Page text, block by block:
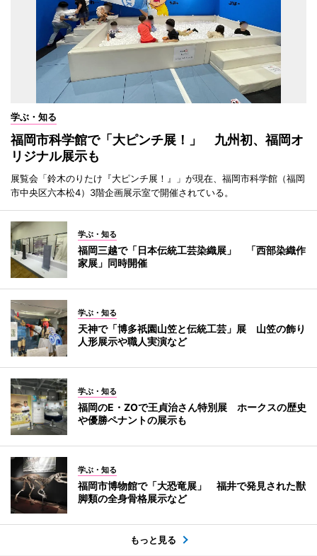
学ぶ・知る
福岡市科学館で「大ピンチ展！」 九州初、福岡オ
リジナル展示も
展覧会「鈴木のりたけ『大ピンチ展！』」が現在、福岡市科学館（福岡
市中央区六本松4）3階企画展示室で開催されている。
学ぶ・知る
福岡三越で「日本伝統工芸染織展」 「西部染織作
家展」同時開催
学ぶ・知る
天神で「博多祇園山笠と伝統工芸」展 山笠の飾り
人形展示や職人実演など
学ぶ・知る
福岡のE・ZOで王貞治さん特別展 ホークスの歴史
や優勝ペナントの展示も
学ぶ・知る
福岡市博物館で「大恐竜展」 福井で発見された獣
脚類の全身骨格展示など
もっと見る